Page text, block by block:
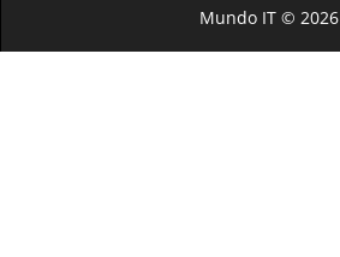
Mundo IT © 2026